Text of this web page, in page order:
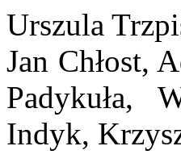
Urszula
Jan Chłost,
Padykuła,
Indyk,